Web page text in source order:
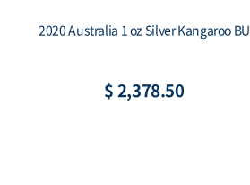
1981 대한민국 제5공화국 출범 기념 주화 봉
$ 21.96